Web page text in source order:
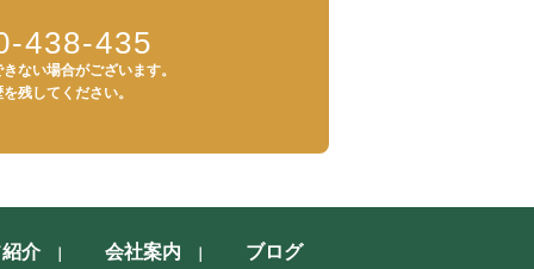
438-435
ない場合がございます。
残してください。
介 会社案内 ブログ